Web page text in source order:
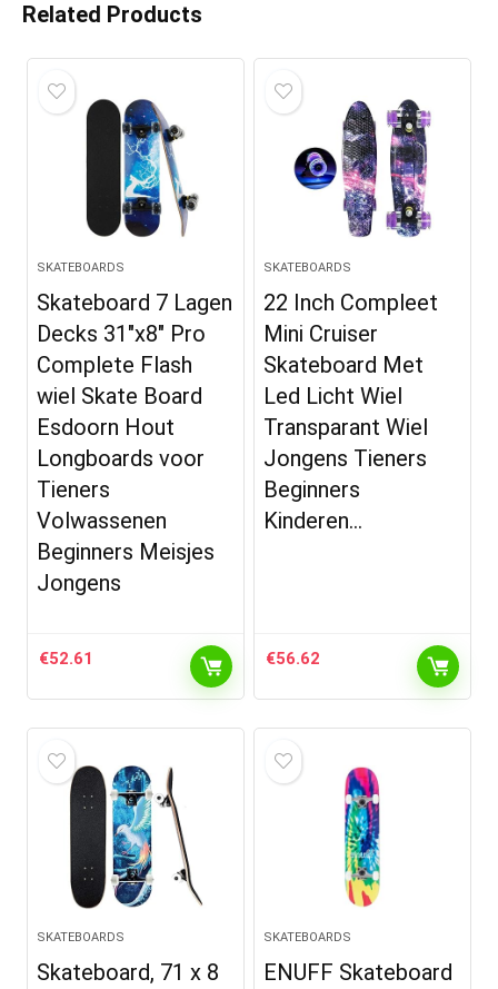
Related Products
SKATEBOARDS
Skateboard 7 Lagen
Decks 31″x8″ Pro
Complete Flash
wiel Skate Board
Esdoorn Hout
Longboards voor
Tieners
Volwassenen
Beginners Meisjes
Jongens
€52.61
SKATEBOARDS
22 Inch Compleet
Mini Cruiser
Skateboard Met
Led Licht Wiel
Transparant Wiel
Jongens Tieners
Beginners
Kinderen…
€56.62
SKATEBOARDS
Skateboard, 71 x 8
SKATEBOARDS
ENUFF Skateboard